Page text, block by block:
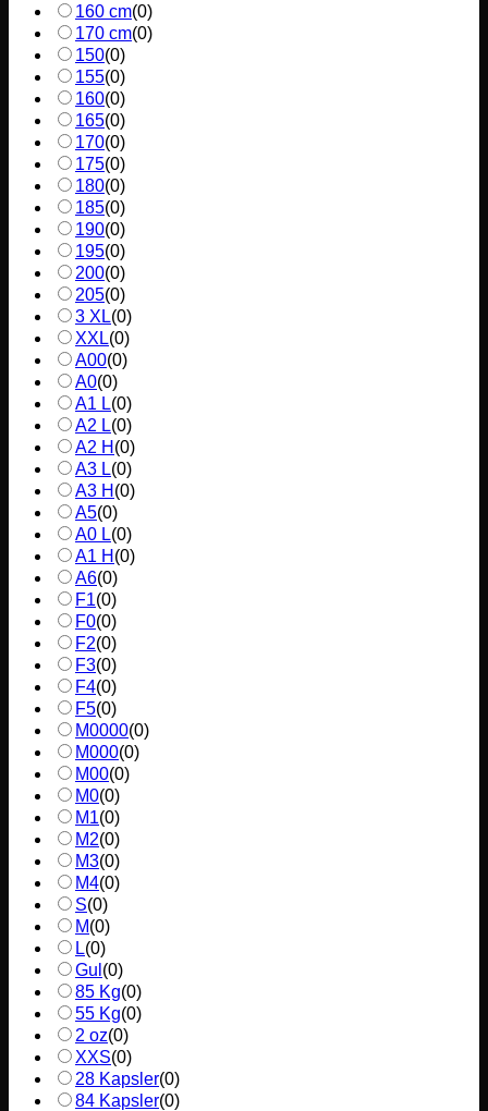
160 cm(0)
170 cm(0)
150(0)
155(0)
160(0)
165(0)
170(0)
175(0)
180(0)
185(0)
190(0)
195(0)
200(0)
205(0)
3 XL(0)
XXL(0)
A00(0)
A0(0)
A1 L(0)
A2 L(0)
A2 H (0)
A3 L(0)
A3 H (0)
A5(0)
A0 L(0)
A1 H (0)
A6(0)
F1(0)
F0(0)
F2(0)
F3(0)
F4(0)
F5(0)
M0000(0)
M000(0)
M00(0)
M0(0)
M1(0)
M2(0)
M3(0)
M4(0)
S(0)
M(0)
L(0)
Gul (0)
85 Kg(0)
55 Kg(0)
2 oz(0)
XXS(0)
28 Kapsler(0)
84 Kapsler(0)